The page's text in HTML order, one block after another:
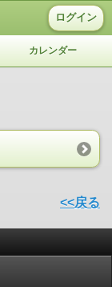
ログイン
カレンダー
<<戻る